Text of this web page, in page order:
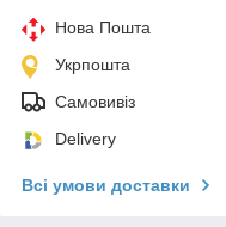
Нова Пошта
Укрпошта
Самовивіз
Delivery
Всі умови доставки